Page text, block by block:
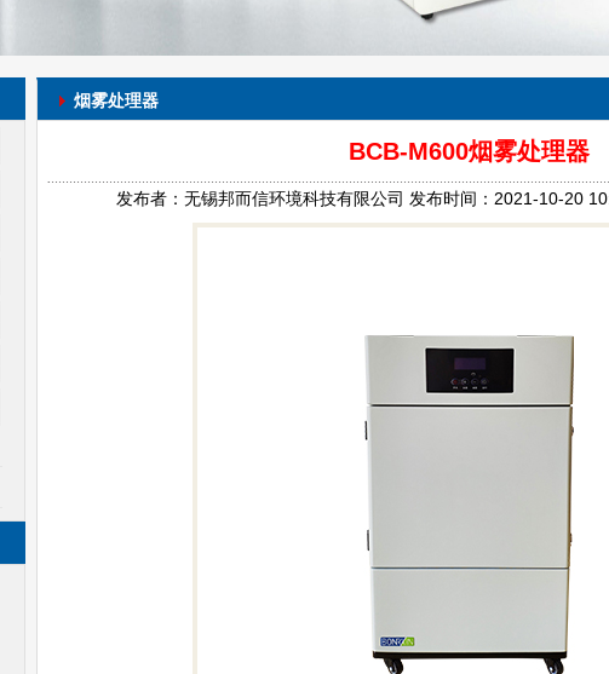
烟雾处理器
BCB-M600烟雾处理器
发布者：无锡邦而信环境科技有限公司 发布时间：2021-10-20